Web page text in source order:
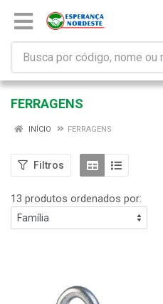
FERRAGENS
INÍCIO FERRAGENS
Filtros
13 produtos ordenados por: